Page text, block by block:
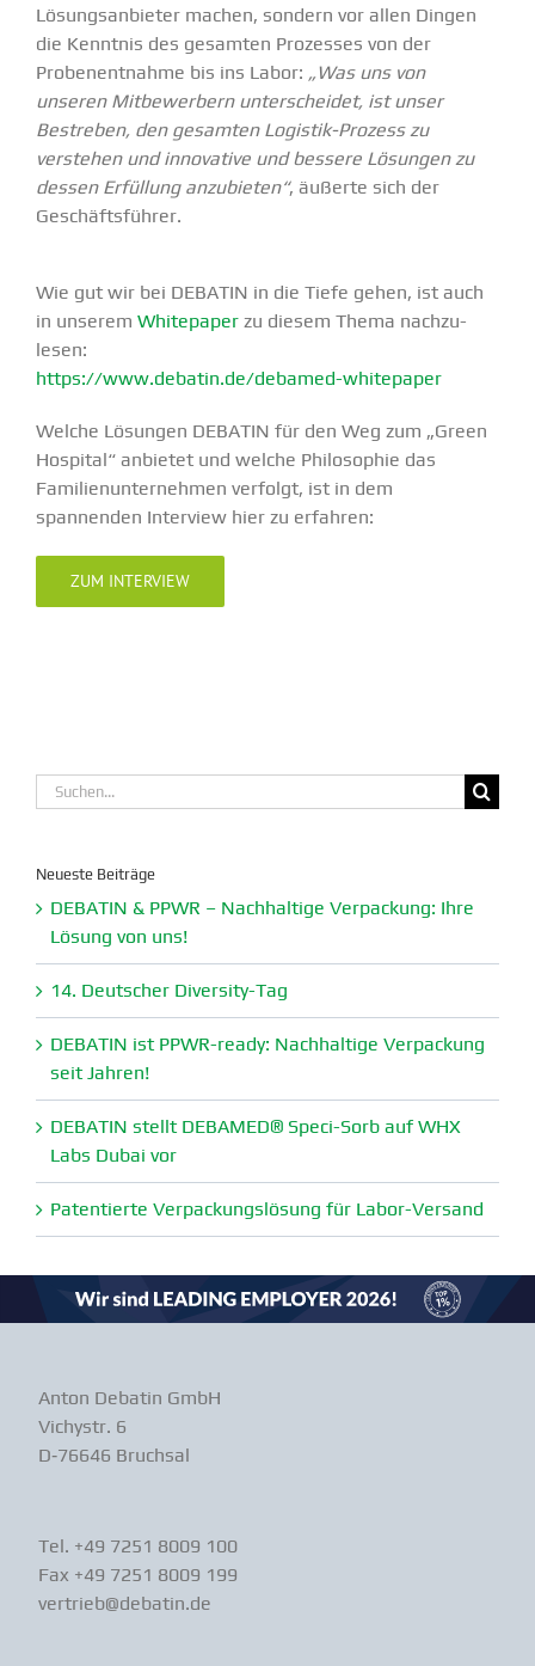
Lösungs­an­bieter machen, sondern vor allen Dingen
die Kenntnis des gesamten Prozesses von der
Proben­ent­nahme bis ins Labor: „Was uns von
unseren Mitbe­werbern unter­scheidet, ist unser
Bestreben, den gesamten Logistik-Prozess zu
verstehen und innovative und bessere Lösungen zu
dessen Erfüllung anzubieten“, äußerte sich der
Geschäfts­führer.
Wie gut wir bei DEBATIN in die Tiefe gehen, ist auch
in unserem White­paperzu diesem Thema nachzu­
lesen:
https://www.debatin.de/debamed-whitepaper
Welche Lösungen DEBATIN für den Weg zum „Green
Hospital“ anbietet und welche Philo­sophie das
Famili­en­un­ter­nehmen verfolgt, ist in dem
spannenden Interview hier zu erfahren:
ZUM INTERVIEW
Suche
nach:
Neueste Beiträge
DEBATIN & PPWR – Nachhaltige Verpa­ckung: Ihre
Lösung von uns!
14. Deutscher Diversity-Tag
DEBATIN ist PPWR-ready: Nachhaltige Verpa­ckung
seit Jahren!
DEBATIN stellt DEBAMED® Speci-Sorb auf WHX
Labs Dubai vor
Paten­tierte Verpa­ckungs­lösung für Labor-Versand
Anton Debatin GmbH
Vichystr. 6
D‑76646 Bruchsal
Tel. +49 7251 8009 100
Fax +49 7251 8009 199
vertrieb@debatin.de